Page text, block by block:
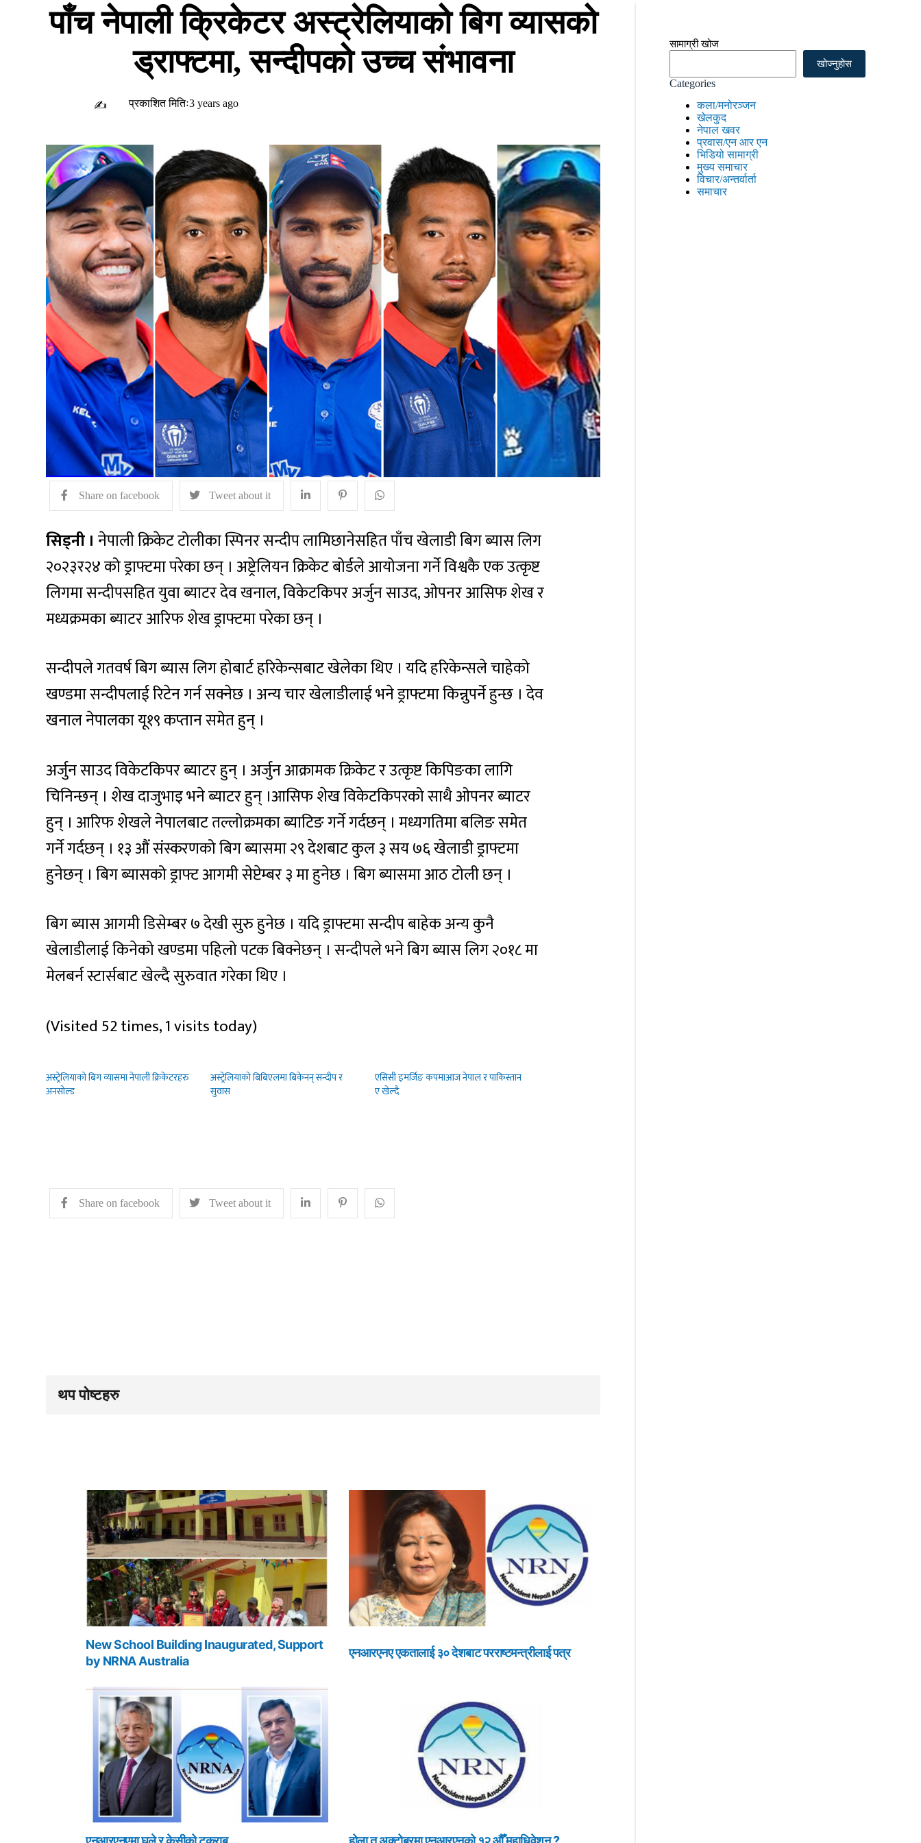
पाँच नेपाली क्रिकेटर अस्ट्रेलियाको बिग व्यासको
ड्राफ्टमा, सन्दीपको उच्च संभावना
✍ प्रकाशित मितिः3 years ago
Share on facebook Tweet about it
सिड्नी । नेपाली क्रिकेट टोलीका स्पिनर सन्दीप लामिछानेसहित पाँच खेलाडी बिग ब्यास लिग
२०२३र२४ को ड्राफ्टमा परेका छन् । अष्ट्रेलियन क्रिकेट बोर्डले आयोजना गर्ने विश्वकै एक उत्कृष्ट
लिगमा सन्दीपसहित युवा ब्याटर देव खनाल, विकेटकिपर अर्जुन साउद, ओपनर आसिफ शेख र
मध्यक्रमका ब्याटर आरिफ शेख ड्राफ्टमा परेका छन् ।
सन्दीपले गतवर्ष बिग ब्यास लिग होबार्ट हरिकेन्सबाट खेलेका थिए । यदि हरिकेन्सले चाहेको
खण्डमा सन्दीपलाई रिटेन गर्न सक्नेछ । अन्य चार खेलाडीलाई भने ड्राफ्टमा किन्नुपर्ने हुन्छ । देव
खनाल नेपालका यू१९ कप्तान समेत हुन् ।
अर्जुन साउद विकेटकिपर ब्याटर हुन् । अर्जुन आक्रामक क्रिकेट र उत्कृष्ट किपिङका लागि
चिनिन्छन् । शेख दाजुभाइ भने ब्याटर हुन् ।आसिफ शेख विकेटकिपरको साथै ओपनर ब्याटर
हुन् । आरिफ शेखले नेपालबाट तल्लोक्रमका ब्याटिङ गर्ने गर्दछन् । मध्यगतिमा बलिङ समेत
गर्ने गर्दछन् । १३ औं संस्करणको बिग ब्यासमा २९ देशबाट कुल ३ सय ७६ खेलाडी ड्राफ्टमा
हुनेछन् । बिग ब्यासको ड्राफ्ट आगमी सेप्टेम्बर ३ मा हुनेछ । बिग ब्यासमा आठ टोली छन् ।
बिग ब्यास आगमी डिसेम्बर ७ देखी सुरु हुनेछ । यदि ड्राफ्टमा सन्दीप बाहेक अन्य कुनै
खेलाडीलाई किनेको खण्डमा पहिलो पटक बिक्नेछन् । सन्दीपले भने बिग ब्यास लिग २०१८ मा
मेलबर्न स्टार्सबाट खेल्दै सुरुवात गरेका थिए ।
(Visited 52 times, 1 visits today)
अस्ट्रेलियाको बिग व्यासमा नेपाली क्रिकेटरहरु
अनसोल्ड
अस्ट्रेलियाको बिबिएलमा बिकेनन् सन्दीप र
सुवास
एसिसी इमर्जिङ कपमाआज नेपाल र पाकिस्तान
ए खेल्दै
Share on facebook Tweet about it
थप पोष्टहरु
New School Building Inaugurated, Support
by NRNA Australia
एनआरएनए एकतालाई ३० देशबाट परराष्टमन्त्रीलाई पत्र
सामाग्री खोज
खोज्नुहोस
Categories
कला/मनोरञ्जन
खेलकुद
नेपाल खवर
प्रवास/एन आर एन
भिडियो सामाग्री
मुख्य समाचार
विचार/अन्तर्वार्ता
समाचार